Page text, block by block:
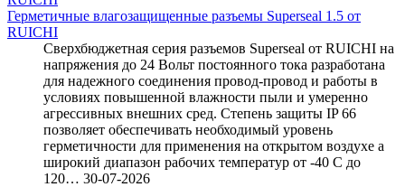
Герметичные влагозащищенные разъемы Superseal 1.5 от
RUICHI
Сверхбюджетная серия разъемов Superseal от RUICHI на
напряжения до 24 Вольт постоянного тока разработана
для надежного соединения провод-провод и работы в
условиях повышенной влажности пыли и умеренно
агрессивных внешних сред. Степень защиты IP 66
позволяет обеспечивать необходимый уровень
герметичности для применения на открытом воздухе а
широкий диапазон рабочих температур от -40 С до
120… 30-07-2026